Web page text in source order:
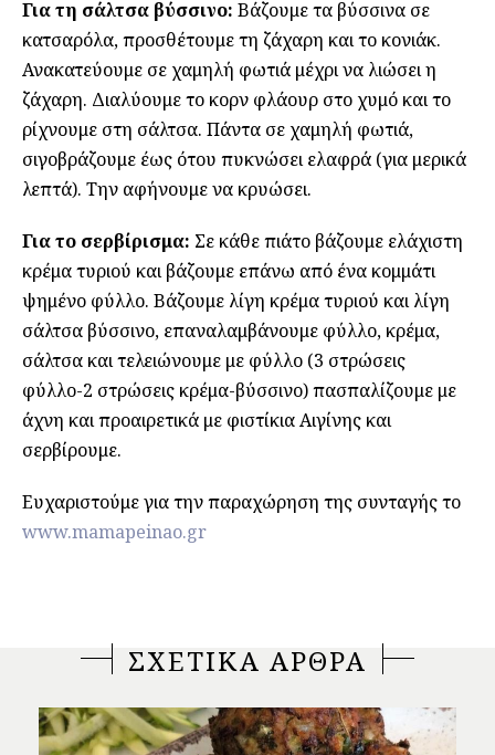
Για τη σάλτσα βύσσινο: Βάζουμε τα βύσσινα σε
κατσαρόλα, προσθέτουμε τη ζάχαρη και το κονιάκ.
Ανακατεύουμε σε χαμηλή φωτιά μέχρι να λιώσει η
ζάχαρη. Διαλύουμε το κορν φλάουρ στο χυμό και το
ρίχνουμε στη σάλτσα. Πάντα σε χαμηλή φωτιά,
σιγοβράζουμε έως ότου πυκνώσει ελαφρά (για μερικά
λεπτά). Την αφήνουμε να κρυώσει.
Για το σερβίρισμα: Σε κάθε πιάτο βάζουμε ελάχιστη
κρέμα τυριού και βάζουμε επάνω από ένα κομμάτι
ψημένο φύλλο. Βάζουμε λίγη κρέμα τυριού και λίγη
σάλτσα βύσσινο, επαναλαμβάνουμε φύλλο, κρέμα,
σάλτσα και τελειώνουμε με φύλλο (3 στρώσεις
φύλλο-2 στρώσεις κρέμα-βύσσινο) πασπαλίζουμε με
άχνη και προαιρετικά με φιστίκια Αιγίνης και
σερβίρουμε.
Ευχαριστούμε για την παραχώρηση της συνταγής το
www.mamapeinao.gr
ΣΧΕΤΙΚΑ ΑΡΘΡΑ